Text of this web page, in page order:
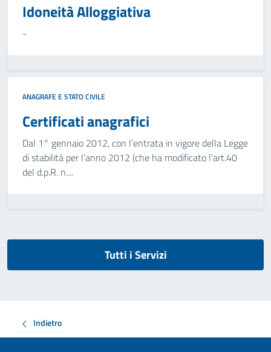
Idoneità Alloggiativa
-
ANAGRAFE E STATO CIVILE
Certificati anagrafici
Dal 1° gennaio 2012, con l’entrata in vigore della Legge
di stabilità per l’anno 2012 (che ha modificato l'art.40
del d.p.R. n....
Tutti i Servizi
Indietro